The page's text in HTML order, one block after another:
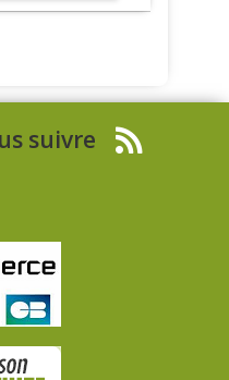
suivre